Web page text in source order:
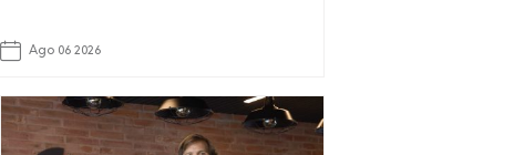
Ago 06 2026